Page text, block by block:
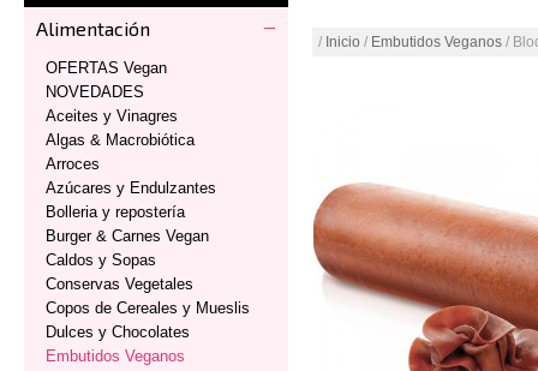
Alimentación
OFERTAS Vegan
NOVEDADES
Aceites y Vinagres
Algas & Macrobiótica
Arroces
Azúcares y Endulzantes
Bolleria y repostería
Burger & Carnes Vegan
Caldos y Sopas
Conservas Vegetales
Copos de Cereales y Mueslis
Dulces y Chocolates
Embutidos Veganos
/ Inicio / Embutidos Veganos /